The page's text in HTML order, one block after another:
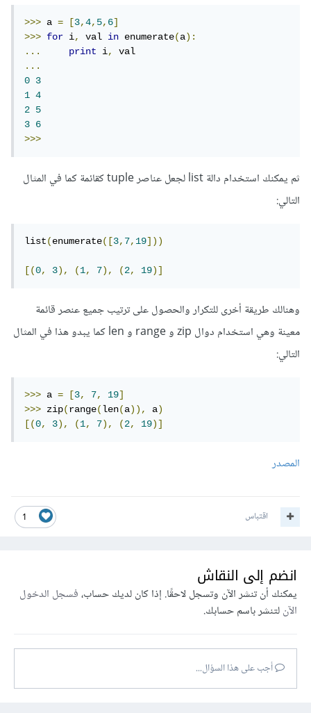
>>> a = [3,4,5,6]
>>>
for i, val in enumerate(a):
...
print i,
...
0
3
1
4
2
5
3
6
>>>
ثم يمكنك استخدام دالة list لجعل عناصر tuple كقائمة كما في المثال
التالي:
list(enumerate([3,7,19]))
[(0, 3), (1, 7), (2, 19)]
وهنالك طريقة أخرى للتكرار والحصول على ترتيب جميع عنصر قائمة
معينة وهي استخدام دوال zip و range و len كما يبدو هذا في المثال
التالي:
>>> a = [3, 7, 19]
>>> zip(range(len(a)), a)
[(0, 3), (1, 7), (2, 19)]
المصدر
1 اقتباس
انضم إلى النقاش
يمكنك أن تنشر الآن وتسجل لاحقًا. إذا كان لديك حساب،فسجل الدخول
الآنلتنشر باسم حسابك.
أجب على هذا السؤال...